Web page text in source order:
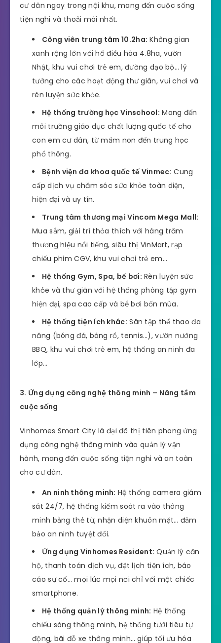
cư dân ngay trong nội khu, mang đến cuộc sống
tiện nghi và thoải mái nhất.
Công viên trung tâm 10.2ha: Không gian
xanh rộng lớn với hồ điều hòa 4.8ha, vườn
Nhật, khu vui chơi trẻ em, đường dạo bộ… lý
tưởng cho các hoạt động thư giãn, vui chơi và
rèn luyện sức khỏe.
Hệ thống trường học Vinschool: Mang đến
môi trường giáo dục chất lượng quốc tế cho
con em cư dân, từ mầm non đến trung học
phổ thông.
Bệnh viện đa khoa quốc tế Vinmec: Cung
cấp dịch vụ chăm sóc sức khỏe toàn diện,
hiện đại và uy tín.
Trung tâm thương mại Vincom Mega Mall:
Mua sắm, giải trí thỏa thích với hàng trăm
thương hiệu nổi tiếng, siêu thị VinMart, rạp
chiếu phim CGV, khu vui chơi trẻ em…
Hệ thống Gym, Spa, bể bơi: Rèn luyện sức
khỏe và thư giãn với hệ thống phòng tập gym
hiện đại, spa cao cấp và bể bơi bốn mùa.
Hệ thống tiện ích khác: Sân tập thể thao đa
năng (bóng đá, bóng rổ, tennis…), vườn nướng
BBQ, khu vui chơi trẻ em, hệ thống an ninh đa
lớp…
3. Ứng dụng công nghệ thông minh – Nâng tầm
cuộc sống
Vinhomes Smart City là đại đô thị tiên phong ứng
dụng công nghệ thông minh vào quản lý vận
hành, mang đến cuộc sống tiện nghi và an toàn
cho cư dân.
An ninh thông minh: Hệ thống camera giám
sát 24/7, hệ thống kiểm soát ra vào thông
minh bằng thẻ từ, nhận diện khuôn mặt… đảm
bảo an ninh tuyệt đối.
Ứng dụng Vinhomes Resident: Quản lý căn
hộ, thanh toán dịch vụ, đặt lịch tiện ích, báo
cáo sự cố… mọi lúc mọi nơi chỉ với một chiếc
smartphone.
Hệ thống quản lý thông minh: Hệ thống
chiếu sáng thông minh, hệ thống tưới tiêu tự
động, bãi đỗ xe thông minh… giúp tối ưu hóa